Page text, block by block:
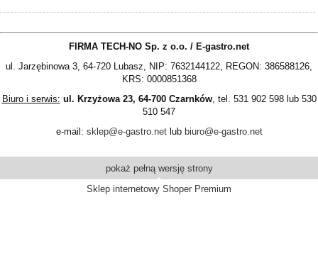
FIRMA TECH-NO Sp. z o.o. / E-gastro.net
ul. Jarzębinowa 3, 64-720 Lubasz, NIP: 7632144122, REGON: 386588126,
KRS: 0000851368
Biuro i serwis: ul. Krzyżowa 23, 64-700 Czarnków, tel. 531 902 598 lub 530
510 547
e-mail: sklep@e-gastro.netlub biuro@e-gastro.net
pokaż pełną wersję strony
Sklep internetowy Shoper Premium